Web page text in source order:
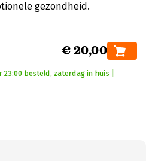
gezondheid.
€ 20,00
besteld, zaterdag in huis |